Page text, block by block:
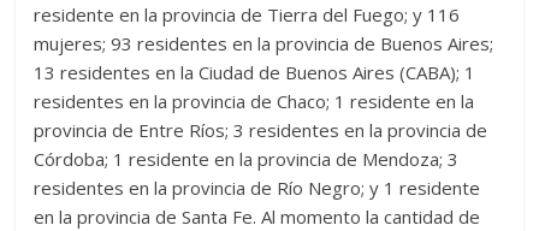
residente en la provincia de Tierra del Fuego; y 116
mujeres; 93 residentes en la provincia de Buenos Aires;
13 residentes en la Ciudad de Buenos Aires (CABA); 1
residentes en la provincia de Chaco; 1 residente en la
provincia de Entre Ríos; 3 residentes en la provincia de
Córdoba; 1 residente en la provincia de Mendoza; 3
residentes en la provincia de Río Negro; y 1 residente
en la provincia de Santa Fe. Al momento la cantidad de